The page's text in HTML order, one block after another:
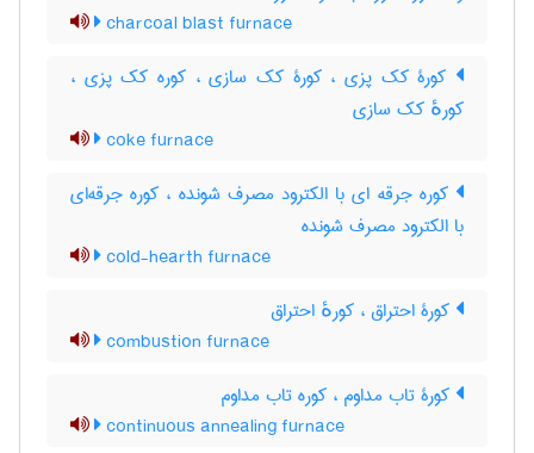
charcoal blast furnace
کورۀ کک پزی ، کورۀ کک سازی ، کوره کک پزی ،
کورهٔ کک سازی
coke furnace
کوره جرقه ای با الکترود مصرف شونده ، کوره جرقه‌ای
با الکترود مصرف شونده
cold-hearth furnace
کورۀ احتراق ، کورهٔ احتراق
combustion furnace
کورۀ تاب مداوم ، کوره تاب مداوم
continuous annealing furnace